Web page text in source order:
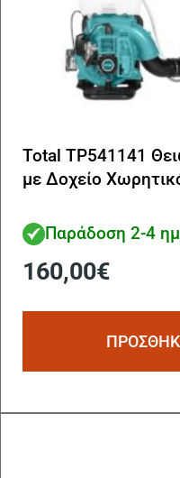
Total TP541141
με Δοχείο
Παράδοση 2-4
160,00€